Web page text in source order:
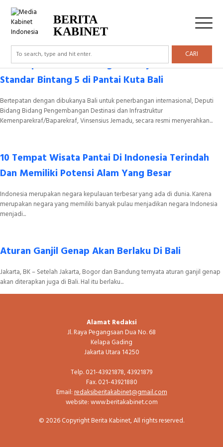
BERITA
KABINET
CARI
Tag Archive: Kuta
Kemenparekraf Gandeng ATI Wujudkan Toilet
Standar Bintang 5 di Pantai Kuta Bali
Bertepatan dengan dibukanya Bali untuk penerbangan internasional, Deputi
Bidang Bidang Pengembangan Destinasi dan Infrastruktur
Kemenparekraf/Baparekraf, Vinsensius Jemadu, secara resmi menyerahkan...
10 Tempat Wisata Pantai Di Indonesia Terindah
Dan Memiliki Potensi Alam Yang Besar
Indonesia merupakan negara kepulauan terbesar yang ada di dunia. Karena
merupakan negara yang memiliki banyak pulau menjadikan negara Indonesia
menjadi...
Aturan Ganjil Genap Akan Berlaku Di Bali
Jakarta, BK – Setelah Jakarta, Bogor dan Bandung ternyata aturan ganjil genap
akan diterapkan juga di Bali. Hal itu berlaku...
Alamat Redaksi
Jl. Raya Pegangsaan Dua No. 68
Kelapa Gading
Jakarta Utara 14250
Telp. 021-43921878, 43921879
Fax. 021-43921880
Email:redaksiberitakabinet@gmail.com
website: www.beritakabinet.com
© 2026 Copyright Berita Kabinet, All rights reserved.